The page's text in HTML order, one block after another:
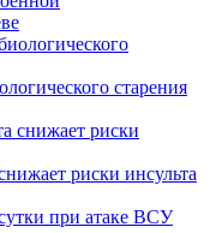
старения
риски инсульта